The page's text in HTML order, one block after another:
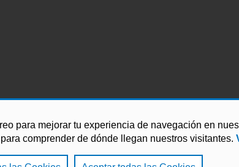
para mejorar tu experiencia de navegación en
comprender de dónde llegan nuestros visitantes.